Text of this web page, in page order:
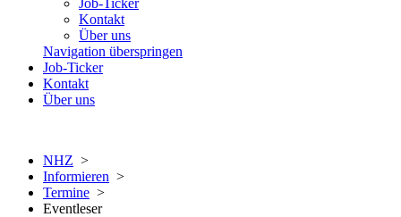
Job-Ticker
Kontakt
Über uns
Navigation überspringen
Job-Ticker
Kontakt
Über uns
NHZ >
Informieren >
Termine >
Eventleser